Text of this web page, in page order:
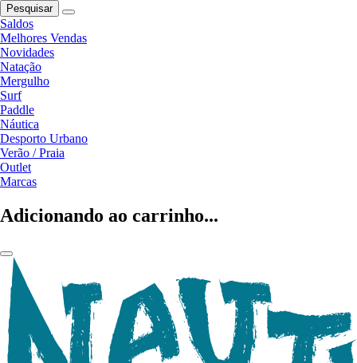
Pesquisar
Saldos
Melhores Vendas
Novidades
Natação
Mergulho
Surf
Paddle
Náutica
Desporto Urbano
Verão / Praia
Outlet
Marcas
Adicionando ao carrinho...